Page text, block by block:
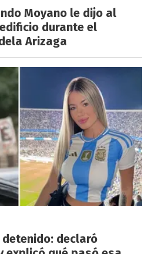
Moyano le dijo al
durante el
Arizaga
detenido: declaró